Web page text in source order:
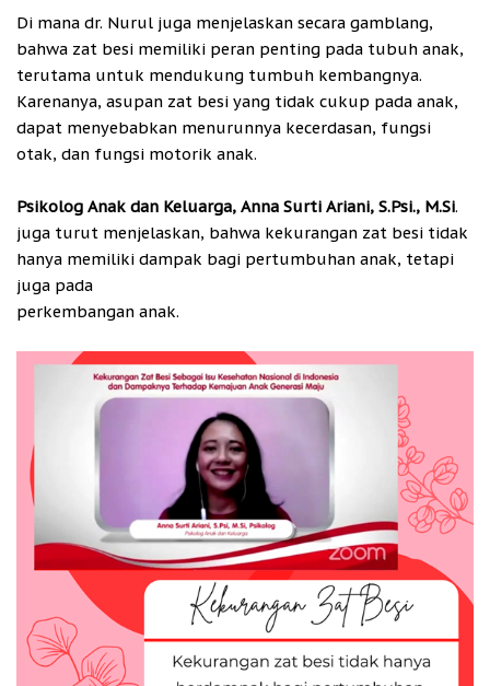
Di mana dr. Nurul juga menjelaskan secara gamblang,
bahwa zat besi memiliki peran penting pada tubuh anak,
terutama untuk mendukung tumbuh kembangnya.
Karenanya, asupan zat besi yang tidak cukup pada anak,
dapat menyebabkan menurunnya kecerdasan, fungsi
otak, dan fungsi motorik anak.
Psikolog Anak dan Keluarga, Anna Surti Ariani, S.Psi., M.Si.
juga turut menjelaskan, bahwa kekurangan zat besi tidak
hanya memiliki dampak bagi pertumbuhan anak, tetapi
juga pada
perkembangan anak.